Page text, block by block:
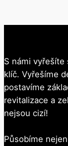
S námi vyřešíte
klíč. Vyřešíme
postavíme
revitalizace a
nejsou cizí!
Působíme